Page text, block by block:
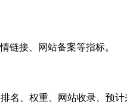
链接、网站备案等指标。
、权重、网站收录、预计